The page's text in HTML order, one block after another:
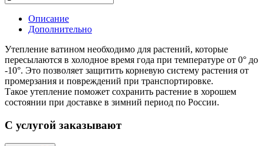
Описание
Дополнительно
Утепление ватином необходимо для растений, которые
пересылаются в холодное время года при температуре от 0° до
-10°. Это позволяет защитить корневую систему растения от
промерзания и повреждений при транспортировке.
Такое утепление поможет сохранить растение в хорошем
состоянии при доставке в зимний период по России.
С услугой заказывают